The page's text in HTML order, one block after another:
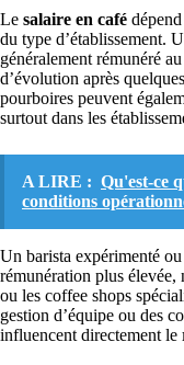
Le salaire en café
du type d’établissement.
généralement rémunéré
d’évolution après
pourboires peuvent
surtout dans les
A LIRE : Qu'est-ce
conditions
Un barista expérimenté
rémunération plus élevée,
ou les coffee shops
gestion d’équipe ou des
influencent directement le